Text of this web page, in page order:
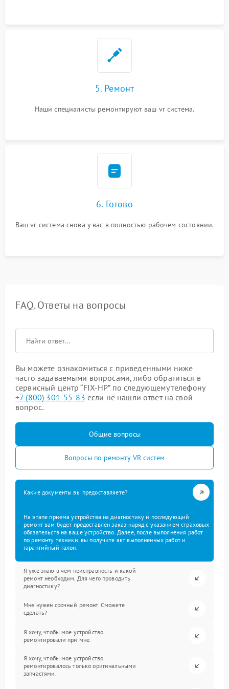
5. Ремонт
Наши специалисты ремонтируют ваш vr система.
6. Готово
Ваш vr система снова у вас в полностью рабочем состоянии.
FAQ. Ответы на вопросы
Вы можете ознакомиться с приведенными ниже
часто задаваемыми вопросами, либо обратиться в
сервисный центр “FIX-HP” по следующему телефону
+7 (800) 301-55-83 если не нашли ответ на свой
вопрос.
Общие вопросы
Вопросы по ремонту VR систем
Какие документы вы предоставляете?
На этапе приема устройства на диагностику и последующий
ремонт вам будет предоставлен заказ-наряд с указанием страховых
обязательств на ваше устройство. Далее, после выполнения работ
по ремонту техники, вы получите акт выполненных работ и
гарантийный талон.
Я уже знаю в чем неисправность и какой
ремонт необходим. Для чего проводить
диагностику?
Мне нужен срочный ремонт. Сможете
сделать?
Я хочу, чтобы мое устройство
ремонтировали при мне.
Я хочу, чтобы мое устройство
ремонтировалось только оригинальными
запчастями.